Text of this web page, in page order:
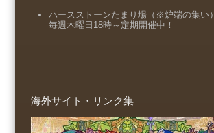
ハースストーンたまり場（※炉端の集い）
毎週木曜日18時～定期開催中！
海外サイト・リンク集